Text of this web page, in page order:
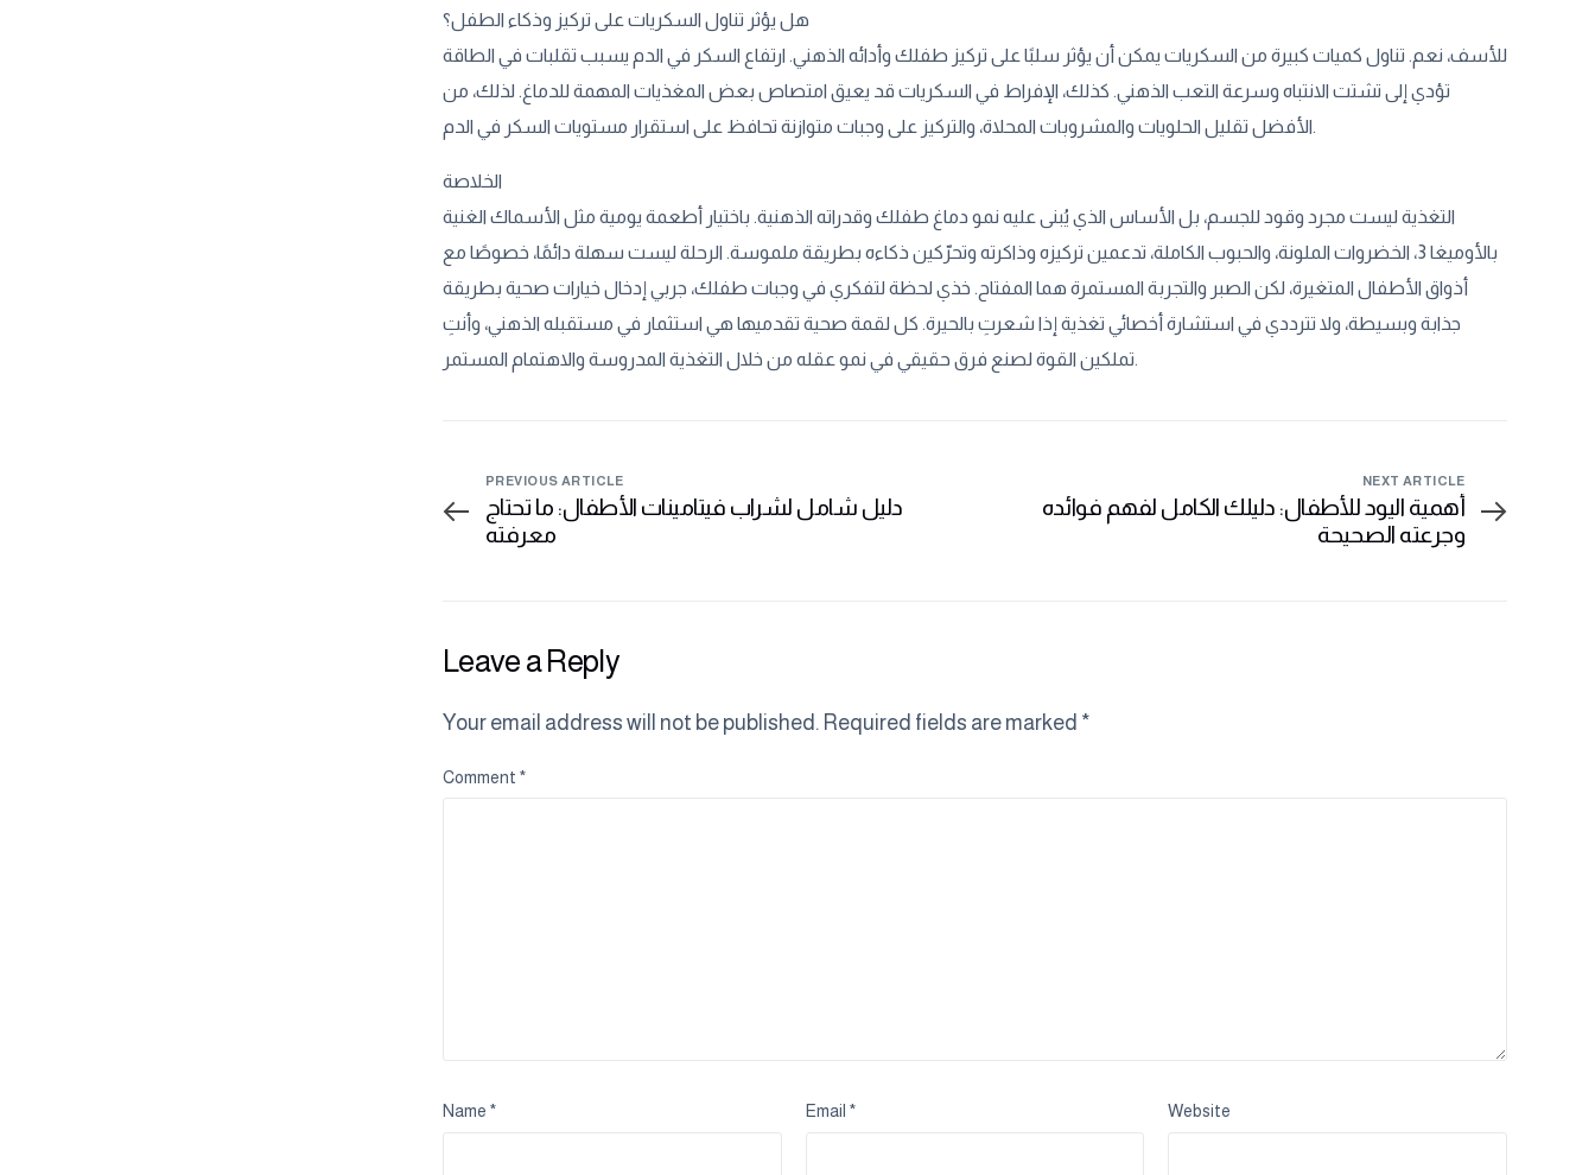
هل يؤثر تناول السكريات على تركيز وذكاء الطفل؟
للأسف، نعم. تناول كميات كبيرة من السكريات يمكن أن يؤثر سلبًا على تركيز طفلك وأدائه الذهني. ارتفاع السكر في الدم يسبب تقلبات في الطاقة
تؤدي إلى تشتت الانتباه وسرعة التعب الذهني. كذلك، الإفراط في السكريات قد يعيق امتصاص بعض المغذيات المهمة للدماغ. لذلك، من
الأفضل تقليل الحلويات والمشروبات المحلاة، والتركيز على وجبات متوازنة تحافظ على استقرار مستويات السكر في الدم.
الخلاصة
التغذية ليست مجرد وقود للجسم، بل الأساس الذي يُبنى عليه نمو دماغ طفلك وقدراته الذهنية. باختيار أطعمة يومية مثل الأسماك الغنية
بالأوميغا 3، الخضروات الملونة، والحبوب الكاملة، تدعمين تركيزه وذاكرته وتحرّكين ذكاءه بطريقة ملموسة. الرحلة ليست سهلة دائمًا، خصوصًا مع
أذواق الأطفال المتغيرة، لكن الصبر والتجربة المستمرة هما المفتاح. خذي لحظة لتفكري في وجبات طفلك، جربي إدخال خيارات صحية بطريقة
جذابة وبسيطة، ولا تترددي في استشارة أخصائي تغذية إذا شعرتِ بالحيرة. كل لقمة صحية تقدميها هي استثمار في مستقبله الذهني، وأنتِ
تملكين القوة لصنع فرق حقيقي في نمو عقله من خلال التغذية المدروسة والاهتمام المستمر.
PREVIOUS ARTICLE
دليل شامل لشراب فيتامينات الأطفال: ما تحتاج
معرفته
NEXT ARTICLE
أهمية اليود للأطفال: دليلك الكامل لفهم فوائده
وجرعته الصحيحة
Leave a Reply
Your email address will not be published. Required fields are marked *
Comment *
Name * Email * Website